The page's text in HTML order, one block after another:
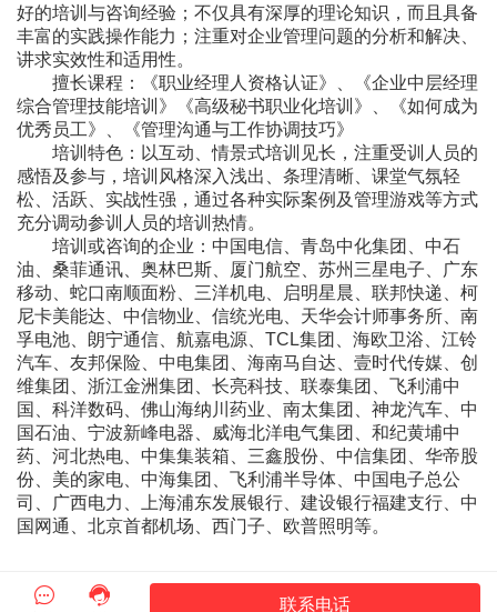
好的培训与咨询经验；不仅具有深厚的理论知识，而且具备
丰富的实践操作能力；注重对企业管理问题的分析和解决、
讲求实效性和适用性。
擅长课程：《职业经理人资格认证》、《企业中层经理
综合管理技能培训》《高级秘书职业化培训》、《如何成为
优秀员工》、《管理沟通与工作协调技巧》
培训特色：以互动、情景式培训见长，注重受训人员的
感悟及参与，培训风格深入浅出、条理清晰、课堂气氛轻
松、活跃、实战性强，通过各种实际案例及管理游戏等方式
充分调动参训人员的培训热情。
培训或咨询的企业：中国电信、青岛中化集团、中石
油、桑菲通讯、奥林巴斯、厦门航空、苏州三星电子、广东
移动、蛇口南顺面粉、三洋机电、启明星晨、联邦快递、柯
尼卡美能达、中信物业、信统光电、天华会计师事务所、南
孚电池、朗宁通信、航嘉电源、TCL集团、海欧卫浴、江铃
汽车、友邦保险、中电集团、海南马自达、壹时代传媒、创
维集团、浙江金洲集团、长亮科技、联泰集团、飞利浦中
国、科洋数码、佛山海纳川药业、南太集团、神龙汽车、中
国石油、宁波新峰电器、威海北洋电气集团、和纪黄埔中
药、河北热电、中集集装箱、三鑫股份、中信集团、华帝股
份、美的家电、中海集团、飞利浦半导体、中国电子总公
司、广西电力、上海浦东发展银行、建设银行福建支行、中
国网通、北京首都机场、西门子、欧普照明等。
  联系电话